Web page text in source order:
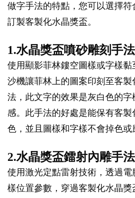
做字手法的特點，您可以選擇
訂製客製化水晶獎盃。
1.水晶獎盃噴砂雕刻手法
使用顯影菲林鏤空圖樣或字樣
沙機讓菲林上的圖案印刻至客
法，此文字的效果是灰白色的
感。此手法的好處是能保有客
色，並且圖樣和字樣不會掉色或
2.水晶獎盃鐳射內雕手法
使用激光定點雷射技術，透過
樣位置參數，穿過客製化水晶獎